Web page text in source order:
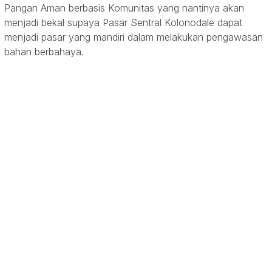
Pangan Aman berbasis Komunitas yang nantinya akan
menjadi bekal supaya Pasar Sentral Kolonodale dapat
menjadi pasar yang mandiri dalam melakukan pengawasan
bahan berbahaya.